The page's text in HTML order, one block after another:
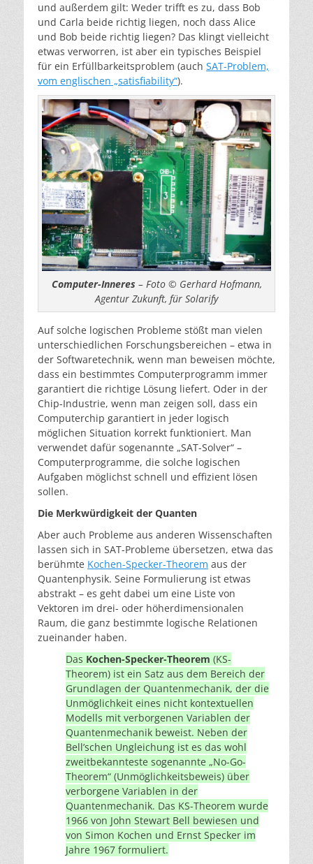
und außerdem gilt: Weder trifft es zu, dass Bob
und Carla beide richtig liegen, noch dass Alice
und Bob beide richtig liegen? Das klingt vielleicht
etwas verworren, ist aber ein typisches Beispiel
für ein Erfüllbarkeitsproblem (auch SAT-Problem,
vom englischen „satisfiability“).
Computer-Inneres – Foto © Gerhard Hofmann,
Agentur Zukunft, für Solarify
Auf solche logischen Probleme stößt man vielen
unterschiedlichen Forschungsbereichen – etwa in
der Softwaretechnik, wenn man beweisen möchte,
dass ein bestimmtes Computerprogramm immer
garantiert die richtige Lösung liefert. Oder in der
Chip-Industrie, wenn man zeigen soll, dass ein
Computerchip garantiert in jeder logisch
möglichen Situation korrekt funktioniert. Man
verwendet dafür sogenannte „SAT-Solver“ –
Computerprogramme, die solche logischen
Aufgaben möglichst schnell und effizient lösen
sollen.
Die Merkwürdigkeit der Quanten
Aber auch Probleme aus anderen Wissenschaften
lassen sich in SAT-Probleme übersetzen, etwa das
berühmte Kochen-Specker-Theorem aus der
Quantenphysik. Seine Formulierung ist etwas
abstrakt – es geht dabei um eine Liste von
Vektoren im drei- oder höherdimensionalen
Raum, die ganz bestimmte logische Relationen
zueinander haben.
Das Kochen-Specker-Theorem (KS-
Theorem) ist ein Satz aus dem Bereich der
Grundlagen der Quantenmechanik, der die
Unmöglichkeit eines nicht kontextuellen
Modells mit verborgenen Variablen der
Quantenmechanik beweist. Neben der
Bell’schen Ungleichung ist es das wohl
zweitbekannteste sogenannte „No-Go-
Theorem“ (Unmöglichkeitsbeweis) über
verborgene Variablen in der
Quantenmechanik. Das KS-Theorem wurde
1966 von John Stewart Bell bewiesen und
von Simon Kochen und Ernst Specker im
Jahre 1967 formuliert.